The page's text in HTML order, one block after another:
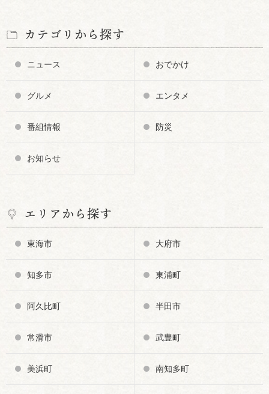
カテゴリから探す
ニュース おでかけ
グルメ エンタメ
番組情報 防災
お知らせ
エリアから探す
東海市 大府市
知多市 東浦町
阿久比町 半田市
常滑市 武豊町
美浜町 南知多町